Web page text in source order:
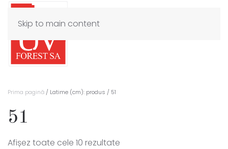
Skip to main content
Prima pagină / Latime (cm): produs / 51
51
Afișez toate cele 10 rezultate